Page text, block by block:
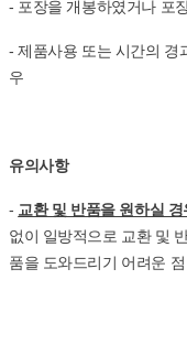
- 포장을 개봉하였거나 포
- 제품사용 또는 시간의 경
우
유의사항
- 교환 및 반품을 원하실
없이 일방적으로 교환 및
품을 도와드리기 어려운